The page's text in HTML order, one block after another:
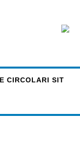
CIRCOLARI SIT